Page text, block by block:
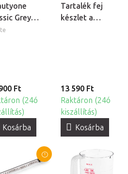
Grey
Ft
(24ó
Kosárba
Tartalék fej
készlet a
13 590 Ft
Raktáron (24ó
kiszállítás)
Kosárba